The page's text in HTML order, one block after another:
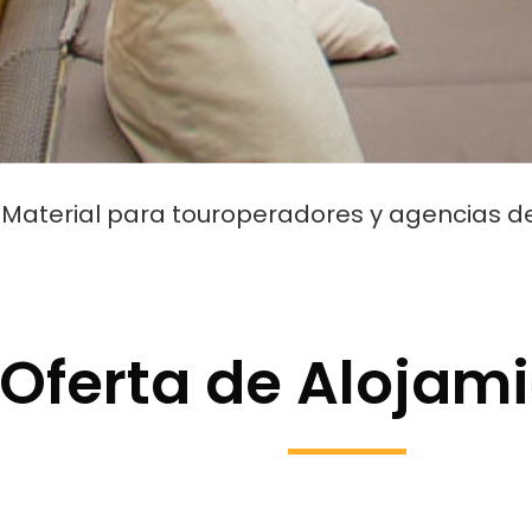
Material para touroperadores y agencias
Oferta de